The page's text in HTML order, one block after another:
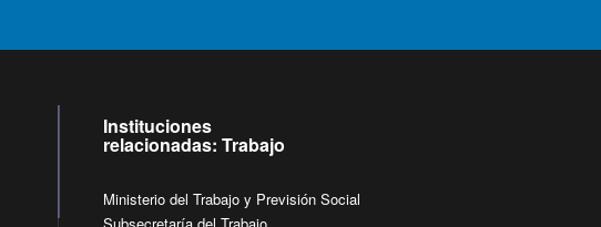
Instituciones
relacionadas: Trabajo
Ministerio del Trabajo y Previsión Social
Subsecretaría del Trabajo